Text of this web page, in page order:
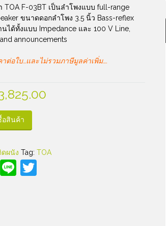
TOA F-03BT เป็นลำโพงแบบ full-range
ขนาดดอกลำโพง 3.5 นิ้ว Bass-reflex
ได้ทั้งแบบ Impedance และ 100 V Line,
announcements
ต่อใบ…และไม่รวมภาษีมูลค่าเพิ่ม….
อสินค้า
ดผนัง Tag: TOA
LineTwitter